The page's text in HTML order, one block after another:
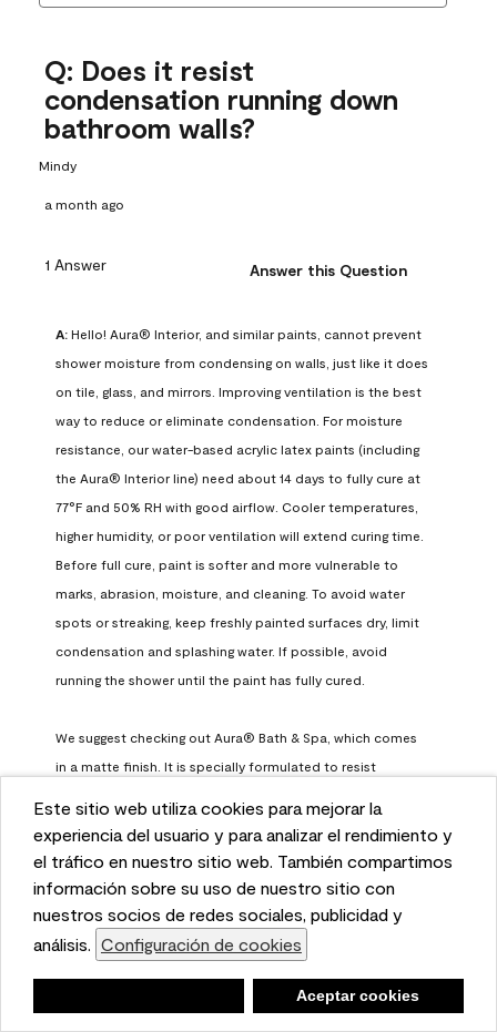
This website uses cookies to enhance user experience
and to analyze performance and traffic on our website.
We also share information about your use of our site
with our social media, advertising, and analytics
partners. Cookie Settings
Accept Cookies
Este sitio web utiliza cookies para mejorar la
experiencia del usuario y para analizar el rendimiento y
el tráfico en nuestro sitio web. También compartimos
información sobre su uso de nuestro sitio con
nuestros socios de redes sociales, publicidad y
análisis. Configuración de cookies
Aceptar cookies
Q: Does it resist
condensation running down
bathroom walls?
Mindy
a month ago
1 Answer Answer this Question
A: Hello! Aura® Interior, and similar paints, cannot prevent
shower moisture from condensing on walls, just like it does
on tile, glass, and mirrors. Improving ventilation is the best
way to reduce or eliminate condensation. For moisture
resistance, our water-based acrylic latex paints (including
the Aura® Interior line) need about 14 days to fully cure at
77°F and 50% RH with good airflow. Cooler temperatures,
higher humidity, or poor ventilation will extend curing time.
Before full cure, paint is softer and more vulnerable to
marks, abrasion, moisture, and cleaning. To avoid water
spots or streaking, keep freshly painted surfaces dry, limit
condensation and splashing water. If possible, avoid
running the shower until the paint has fully cured.
We suggest checking out Aura® Bath & Spa, which comes
in a matte finish. It is specially formulated to resist
have enough time to fully cure before being exposed to
https://www.benjaminmoore.com/en-us/interior-exterior-
paints-stains/product-catalog/abs/aura-bath-and-spa-
paint
Benjamin Moore Support